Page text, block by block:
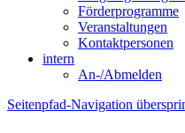
Förderprogramme
Veranstaltungen
Kontaktpersonen
intern
An-/Abmelden
Seitenpfad-Navigation